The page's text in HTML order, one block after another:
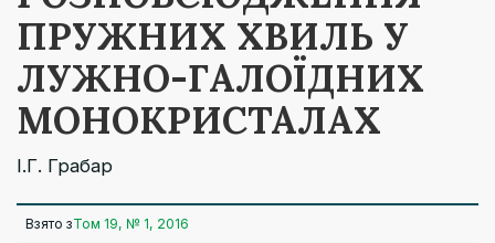
ПРУЖНИХ ХВИЛЬ У
ЛУЖНО-ГАЛОЇДНИХ
МОНОКРИСТАЛАХ
І.Г. Грабар
Взято зТом 19, № 1, 2016